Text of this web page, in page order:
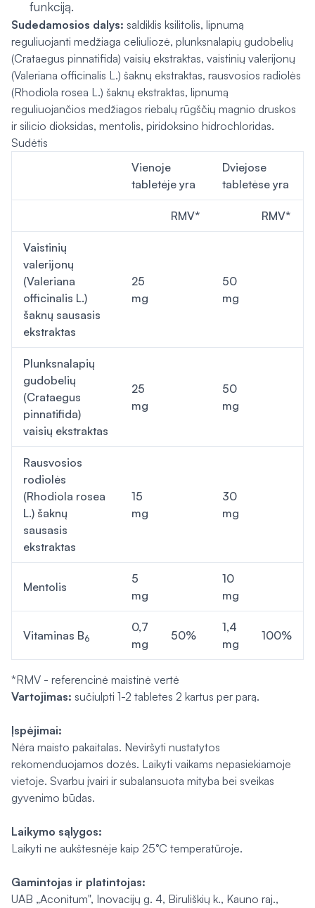
funkciją.
Sudedamosios dalys: saldiklis ksilitolis, lipnumą
reguliuojanti medžiaga celiuliozė, plunksnalapių gudobelių
(Crataegus pinnatifida) vaisių ekstraktas, vaistinių valerijonų
(Valeriana officinalis L.) šaknų ekstraktas, rausvosios radiolės
(Rhodiola rosea L.) šaknų ekstraktas, lipnumą
reguliuojančios medžiagos riebalų rūgščių magnio druskos
ir silicio dioksidas, mentolis, piridoksino hidrochloridas.
Sudėtis
Vienoje
tabletėje yra
Dviejose
tabletėse yra
RMV* RMV*
Vaistinių
valerijonų
(Valeriana
officinalis L.)
šaknų sausasis
ekstraktas
25
mg
50
mg
Plunksnalapių
gudobelių
(Crataegus
pinnatifida)
vaisių ekstraktas
25
mg
50
mg
Rausvosios
rodiolės
(Rhodiola rosea
L.) šaknų
sausasis
ekstraktas
15
mg
30
mg
Mentolis
5
mg
10
mg
Vitaminas B6
0,7
mg
50%
1,4
mg
100%
*RMV - referencinė maistinė vertė
Vartojimas: sučiulpti 1-2 tabletes 2 kartus per parą.
Įspėjimai:
Nėra maisto pakaitalas. Neviršyti nustatytos
rekomenduojamos dozės. Laikyti vaikams nepasiekiamoje
vietoje. Svarbu įvairi ir subalansuota mityba bei sveikas
gyvenimo būdas.
Laikymo sąlygos:
Laikyti ne aukštesnėje kaip 25°C temperatūroje.
Gamintojas ir platintojas:
UAB „Aconitum", Inovacijų g. 4, Biruliškių k., Kauno raj.,